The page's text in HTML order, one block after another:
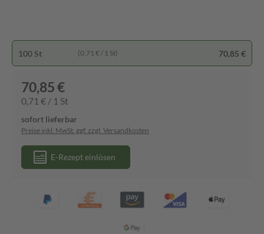
100 St (0,71 € / 1 St) 70,85 €
70,85 €
0,71 € / 1 St
sofort lieferbar
Preise inkl. MwSt. ggf. zzgl. Versandkosten
E-Rezept einlösen